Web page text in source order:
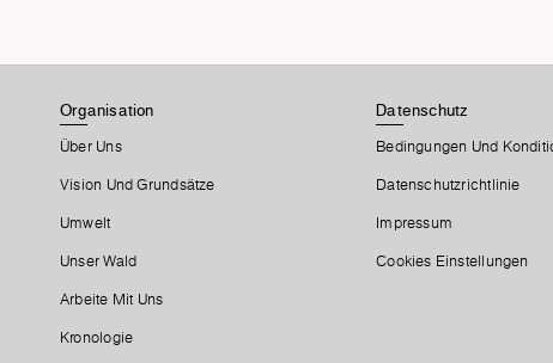
Organisation
Über Uns
Vision Und Grundsätze
Umwelt
Unser Wald
Arbeite Mit Uns
Kronologie
Datenschutz
Bedingungen Und
Datenschutzrichtlinie
Impressum
Cookies Einstellungen